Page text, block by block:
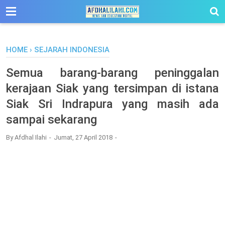
-->
HOME › SEJARAH INDONESIA
Semua barang-barang peninggalan
kerajaan Siak yang tersimpan di istana
Siak Sri Indrapura yang masih ada
sampai sekarang
ByAfdhal Ilahi Jumat, 27 April 2018